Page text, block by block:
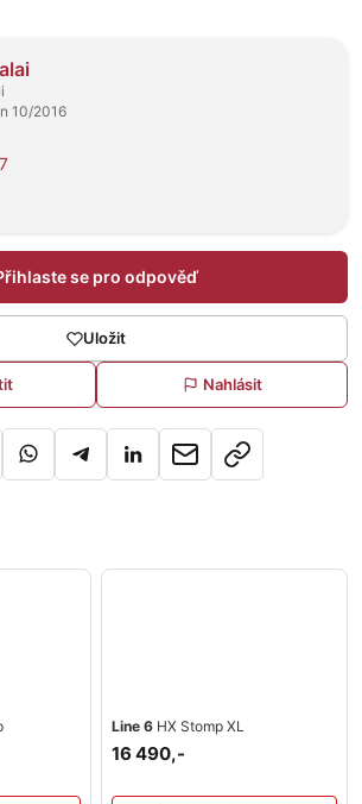
10/2016
se pro odpověď
Uložit
Nahlásit
Line 6 HX Stomp XL
16 490,-